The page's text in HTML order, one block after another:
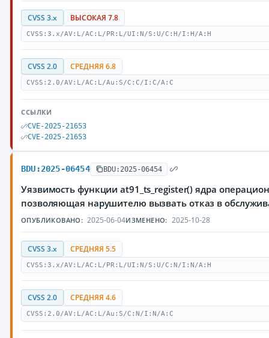
CVSS 3.x ВЫСОКАЯ 7.8
CVSS:3.x/AV:L/AC:L/PR:L/UI:N/S:U/C:H/I:H/A:H
CVSS 2.0 СРЕДНЯЯ 6.8
CVSS:2.0/AV:L/AC:L/Au:S/C:C/I:C/A:C
ССЫЛКИ
CVE-2025-21653
CVE-2025-21653
BDU:2025-06454 BDU:2025-06454
Уязвимость функции at91_ts_register() ядра
позволяющая нарушителю вызвать отказ в
ОПУБЛИКОВАНО: 2025-06-04ИЗМЕНЕНО: 2025-10-28
CVSS 3.x СРЕДНЯЯ 5.5
CVSS:3.x/AV:L/AC:L/PR:L/UI:N/S:U/C:N/I:N/A:H
CVSS 2.0 СРЕДНЯЯ 4.6
CVSS:2.0/AV:L/AC:L/Au:S/C:N/I:N/A:C